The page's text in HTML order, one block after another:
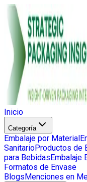
Inicio
Categoría
Embalaje por Material
SanitarioProductos de
para BebidasEmbalaje
Formatos de Envase
BlogsMenciones en